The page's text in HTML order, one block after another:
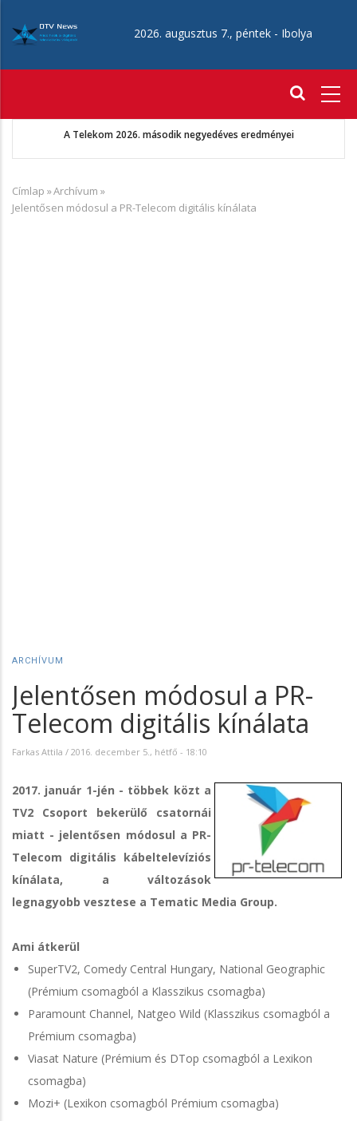
tartalomra
2026. augusztus 7., péntek - Ibolya
A Telekom 2026. második negyedéves eredményei
Morzsa
Címlap »Archívum »
Jelentősen módosul a PR-Telecom digitális kínálata
ARCHÍVUM
Jelentősen módosul a PR-
Telecom digitális kínálata
Farkas Attila / 2016. december 5., hétfő - 18:10
2017. január 1-jén - többek közt a
TV2 Csoport bekerülő csatornái
miatt - jelentősen módosul a PR-
Telecom digitális kábeltelevíziós
kínálata, a változások
legnagyobb vesztese a Tematic Media Group.
Ami átkerül
SuperTV2, Comedy Central Hungary, National Geographic
(Prémium csomagból a Klasszikus csomagba)
Paramount Channel, Natgeo Wild (Klasszikus csomagból a
Prémium csomagba)
Viasat Nature (Prémium és DTop csomagból a Lexikon
csomagba)
Mozi+ (Lexikon csomagból Prémium csomagba)